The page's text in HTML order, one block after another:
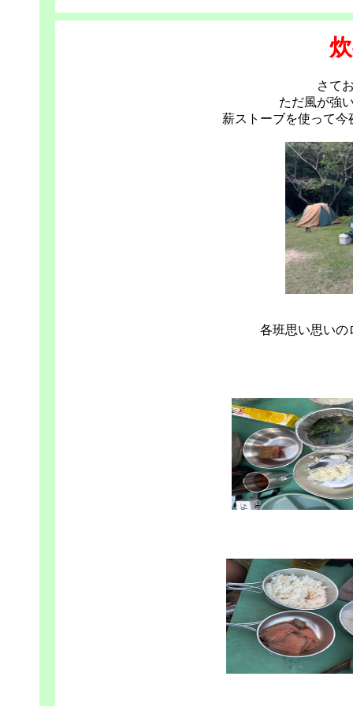
さて
ただ風が強
薪ストーブを使って
各班思い思いの